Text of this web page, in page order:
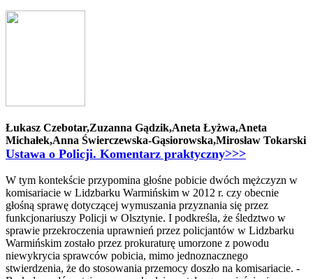
Łukasz Czebotar,Zuzanna Gądzik,Aneta Łyżwa,Aneta
Michałek,Anna Świerczewska-Gąsiorowska,Mirosław Tokarski
Ustawa o Policji. Komentarz praktyczny>>>
W tym kontekście przypomina głośne pobicie dwóch mężczyzn w
komisariacie w Lidzbarku Warmińskim w 2012 r. czy obecnie
głośną sprawę dotyczącej wymuszania przyznania się przez
funkcjonariuszy Policji w Olsztynie. I podkreśla, że śledztwo w
sprawie przekroczenia uprawnień przez policjantów w Lidzbarku
Warmińskim zostało przez prokuraturę umorzone z powodu
niewykrycia sprawców pobicia, mimo jednoznacznego
stwierdzenia, że do stosowania przemocy doszło na komisariacie. -